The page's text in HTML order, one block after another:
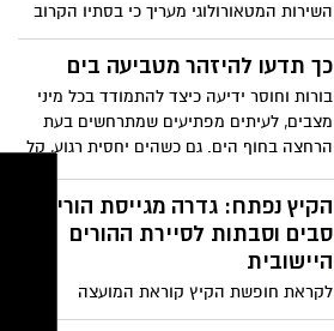
השירות המטאורולוגי מעריך כי בסתיו הקרוב
עשוי להתפתח אחד מאירועי אל ניניו החזקים
שנמדדו בעשורים האחרונים. אף שאין מדובר
בתחזית ודאית, תרחישי ההיערכות כוללים
גשמים עוצמתיים בפרקי זמן קצרים, הצפות,
רוחות חזקות ואף אפשרות נדירה להתפתחות
יבנה, ראשון לציון, בת ים וחולון
כך תדעו להיזהר מטביעה בים
בורות וחוסר ידיעה כיצד להתמודד בכל מיני
מצבים, לעיתים מפתיעים שמתרחשים בעת
הרחצה בחוף הים. גם כשהים יחסית רגוע, קל
שנסחפים פנימה?
הקיץ נפתח: גדרה מגייסת הורים,
סבים וסבתות לסיירת ההורים
היישובית
לקראת חופשת הקיץ קוראת המועצה
המקומית גדרה לתושבים להצטרף לסיירת